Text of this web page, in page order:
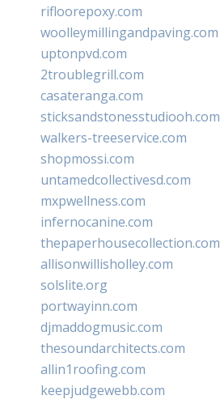
rifloorepoxy.com
woolleymillingandpaving.com
uptonpvd.com
2troublegrill.com
casateranga.com
sticksandstonesstudiooh.com
walkers-treeservice.com
shopmossi.com
untamedcollectivesd.com
mxpwellness.com
infernocanine.com
thepaperhousecollection.com
allisonwillisholley.com
solslite.org
portwayinn.com
djmaddogmusic.com
thesoundarchitects.com
allin1roofing.com
keepjudgewebb.com